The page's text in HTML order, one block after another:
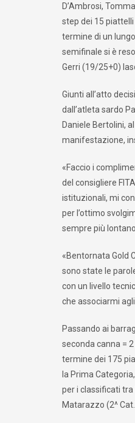
D’Ambrosi,
step dei 15
termine di un
semifinale si è
Gerri (19/25+0)
Giunti all’atto
dall’atleta sardo
Daniele Bertolini,
manifestazione,
«Faccio i
del consigliere
istituzionali, mi
per l’ottimo
sempre più
«Bentornata Gold
sono state le
con un livello
che associarmi
Passando ai
seconda canna =
termine dei 175
la Prima
per i classificati tra
Matarazzo (2^